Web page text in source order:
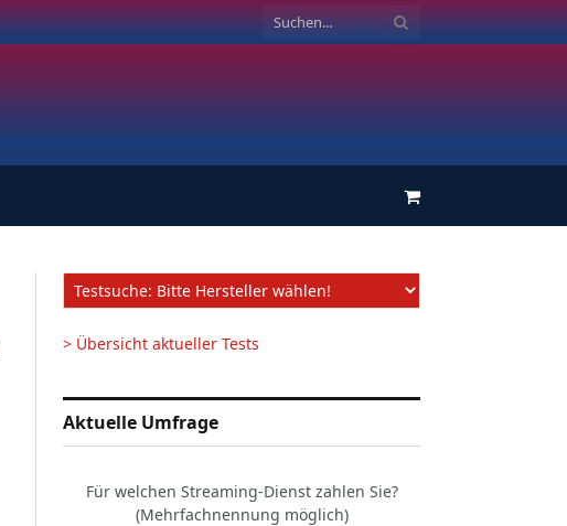
Einkaufswagen
> Übersicht aktueller Tests
Aktuelle Umfrage
Für welchen Streaming-Dienst zahlen Sie?
(Mehrfachnennung möglich)